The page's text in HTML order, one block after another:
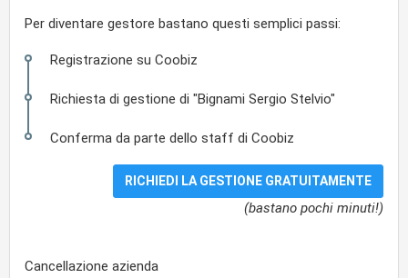
Per diventare gestore bastano questi semplici passi:
Registrazione su Coobiz
Richiesta di gestione di "Bignami Sergio Stelvio"
Conferma da parte dello staff di Coobiz
(bastano pochi minuti!)
Cancellazione azienda